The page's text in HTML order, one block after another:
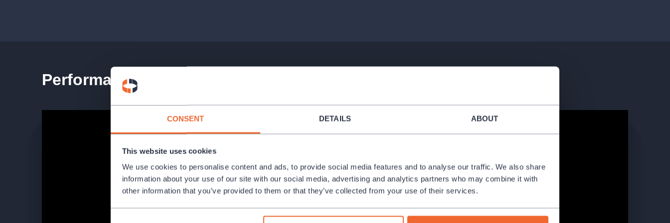
CONSENT DETAILS ABOUT
This website uses cookies
We use cookies to personalise content and ads, to provide social media features and to analyse our traffic. We also share
information about your use of our site with our social media, advertising and analytics partners who may combine it with
other information that you’ve provided to them or that they’ve collected from your use of their services.
Performance teaser